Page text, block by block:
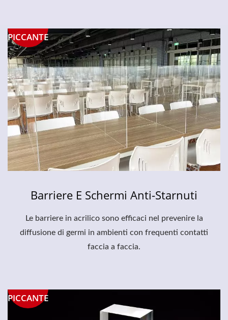
PICCANTE
Barriere E Schermi Anti-Starnuti
Le barriere in acrilico sono efficaci nel prevenire la
diffusione di germi in ambienti con frequenti contatti
faccia a faccia.
PICCANTE